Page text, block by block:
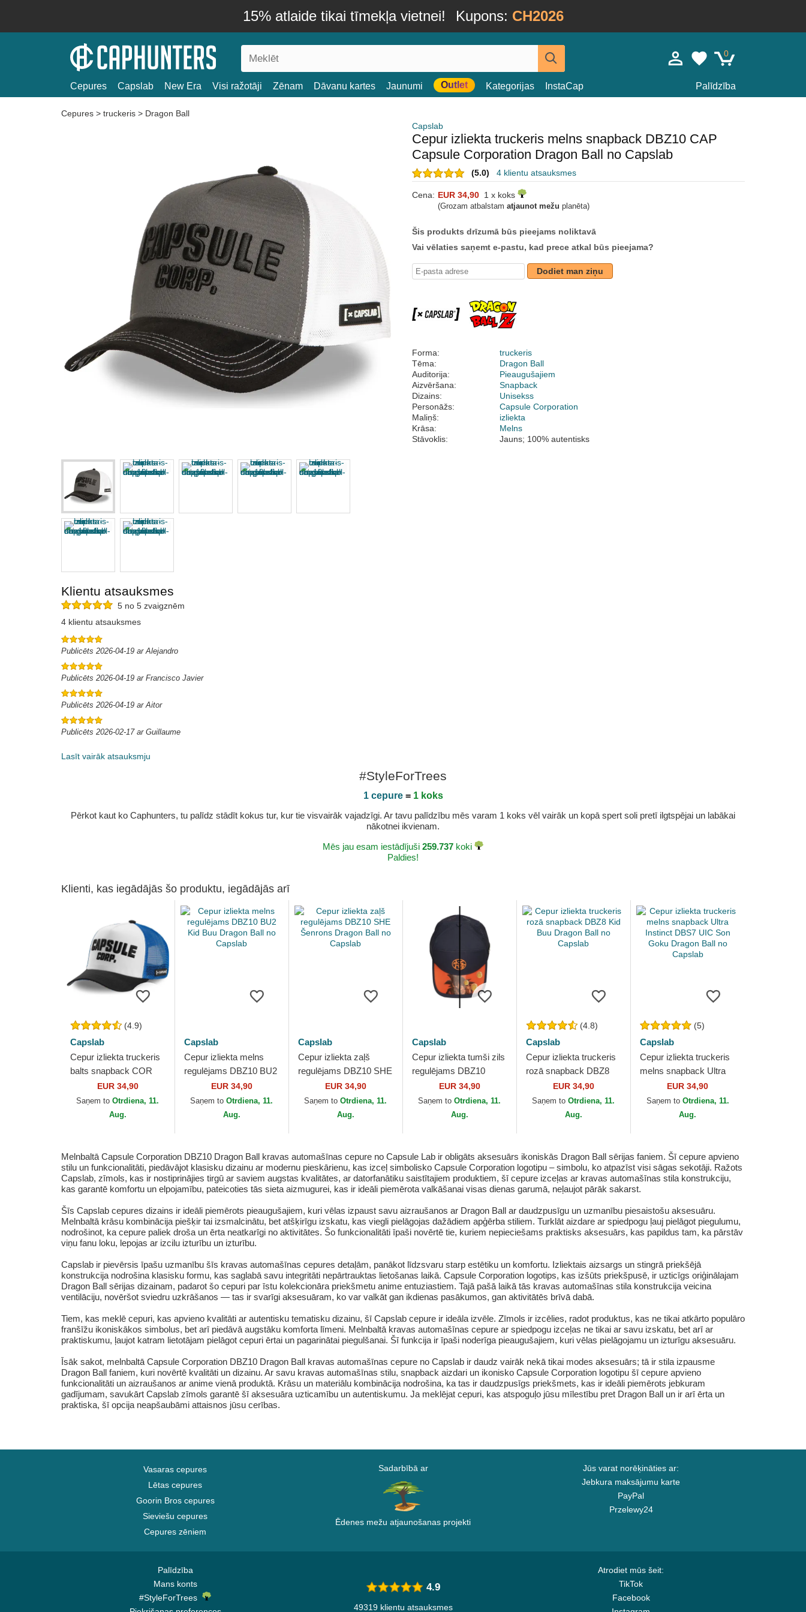
15% atlaide tikai tīmekļa vietnei! Kupons: CH2026
0
Cepures Capslab New Era Visi ražotāji Zēnam Dāvanu kartes Jaunumi Outlet Kategorijas InstaCap Palīdzība
Cepures > truckeris > Dragon Ball
Capslab
Cepur izliekta truckeris melns snapback DBZ10 CAP
Capsule Corporation Dragon Ball no Capslab
(5.0) 4 klientu atsauksmes
Cena: EUR 34,90 1 x koks
(Grozam atbalstam atjaunot mežu planēta)
Šis produkts drīzumā būs pieejams noliktavā
Vai vēlaties saņemt e-pastu, kad prece atkal būs pieejama?
Dodiet man ziņu
Forma:
truckeris
Tēma:
Dragon Ball
Auditorija:
Pieaugušajiem
Aizvēršana:
Snapback
Dizains:
Unisekss
Personāžs:
Capsule Corporation
Maliņš:
izliekta
Krāsa:
Melns
Stāvoklis:
Jauns; 100% autentisks
Klientu atsauksmes
5 no 5 zvaigznēm
4 klientu atsauksmes
Publicēts 2026-04-19 ar Alejandro
Publicēts 2026-04-19 ar Francisco Javier
Publicēts 2026-04-19 ar Aitor
Publicēts 2026-02-17 ar Guillaume
Lasīt vairāk atsauksmju
#StyleForTrees
1 cepure= 1 koks
Pērkot kaut ko Caphunters, tu palīdz stādīt kokus tur, kur tie visvairāk vajadzīgi. Ar tavu palīdzību mēs varam 1 koks vēl vairāk un kopā spert soli pretī ilgtspējai un labākai
nākotnei ikvienam.
Mēs jau esam iestādījuši 259.737 koki
Paldies!
Klienti, kas iegādājās šo produktu, iegādājās arī
(4.9)
Capslab
Cepur izliekta truckeris
balts snapback COR
Capsule Corporation
Dragon Ball no Capslab
EUR 34,90
Saņem toOtrdiena, 11.
Aug.
Capslab
Cepur izliekta melns
regulējams DBZ10 BU2
Kid Buu Dragon Ball no
Capslab
EUR 34,90
Saņem toOtrdiena, 11.
Aug.
Capslab
Cepur izliekta zaļš
regulējams DBZ10 SHE
Šenrons Dragon Ball no
Capslab
EUR 34,90
Saņem toOtrdiena, 11.
Aug.
Capslab
Cepur izliekta tumši zils
regulējams DBZ10
GOK Son Goku Dragon
Ball no Capslab
EUR 34,90
Saņem toOtrdiena, 11.
Aug.
(4.8)
Capslab
Cepur izliekta truckeris
rozā snapback DBZ8
Kid Buu Dragon Ball no
Capslab
EUR 34,90
Saņem toOtrdiena, 11.
Aug.
(5)
Capslab
Cepur izliekta truckeris
melns snapback Ultra
Instinct DBS7 UIC Son
Goku Dragon Ball no
EUR 34,90
Saņem to Otrdiena, 11.
Aug.
Melnbaltā Capsule Corporation DBZ10 Dragon Ball kravas automašīnas cepure no Capsule Lab ir obligāts aksesuārs ikoniskās Dragon Ball sērijas faniem. Šī cepure apvieno
stilu un funkcionalitāti, piedāvājot klasisku dizainu ar modernu pieskārienu, kas izceļ simbolisko Capsule Corporation logotipu – simbolu, ko atpazīst visi sāgas sekotāji. Ražots
Capslab, zīmols, kas ir nostiprinājies tirgū ar saviem augstas kvalitātes, ar datorfanātiku saistītajiem produktiem, šī cepure izceļas ar kravas automašīnas stila konstrukciju,
kas garantē komfortu un elpojamību, pateicoties tās sieta aizmugurei, kas ir ideāli piemērota valkāšanai visas dienas garumā, neļaujot pārāk sakarst.
Šīs Capslab cepures dizains ir ideāli piemērots pieaugušajiem, kuri vēlas izpaust savu aizraušanos ar Dragon Ball ar daudzpusīgu un uzmanību piesaistošu aksesuāru.
Melnbaltā krāsu kombinācija piešķir tai izsmalcinātu, bet atšķirīgu izskatu, kas viegli pielāgojas dažādiem apģērba stiliem. Turklāt aizdare ar spiedpogu ļauj pielāgot piegulumu,
nodrošinot, ka cepure paliek droša un ērta neatkarīgi no aktivitātes. Šo funkcionalitāti īpaši novērtē tie, kuriem nepieciešams praktisks aksesuārs, kas papildus tam, ka pārstāv
viņu fanu loku, lepojas ar izcilu izturību un izturību.
Capslab ir pievērsis īpašu uzmanību šīs kravas automašīnas cepures detaļām, panākot līdzsvaru starp estētiku un komfortu. Izliektais aizsargs un stingrā priekšējā
konstrukcija nodrošina klasisku formu, kas saglabā savu integritāti nepārtrauktas lietošanas laikā. Capsule Corporation logotips, kas izšūts priekšpusē, ir uzticīgs oriģinālajam
Dragon Ball sērijas dizainam, padarot šo cepuri par īstu kolekcionāra priekšmetu anime entuziastiem. Tajā pašā laikā tās kravas automašīnas stila konstrukcija veicina
ventilāciju, novēršot sviedru uzkrāšanos — tas ir svarīgi aksesuāram, ko var valkāt gan ikdienas pasākumos, gan aktivitātēs brīvā dabā.
Tiem, kas meklē cepuri, kas apvieno kvalitāti ar autentisku tematisku dizainu, šī Capslab cepure ir ideāla izvēle. Zīmols ir izcēlies, radot produktus, kas ne tikai atkārto populāro
franšīžu ikoniskākos simbolus, bet arī piedāvā augstāku komforta līmeni. Melnbaltā kravas automašīnas cepure ar spiedpogu izceļas ne tikai ar savu izskatu, bet arī ar
praktiskumu, ļaujot katram lietotājam pielāgot cepuri ērtai un pagarinātai piegulšanai. Šī funkcija ir īpaši noderīga pieaugušajiem, kuri vēlas pielāgojamu un izturīgu aksesuāru.
Īsāk sakot, melnbaltā Capsule Corporation DBZ10 Dragon Ball kravas automašīnas cepure no Capslab ir daudz vairāk nekā tikai modes aksesuārs; tā ir stila izpausme
Dragon Ball faniem, kuri novērtē kvalitāti un dizainu. Ar savu kravas automašīnas stilu, snapback aizdari un ikonisko Capsule Corporation logotipu šī cepure apvieno
funkcionalitāti un aizraušanos ar anime vienā produktā. Krāsu un materiālu kombinācija nodrošina, ka tas ir daudzpusīgs priekšmets, kas ir ideāli piemērots jebkuram
gadījumam, savukārt Capslab zīmols garantē šī aksesuāra uzticamību un autentiskumu. Ja meklējat cepuri, kas atspoguļo jūsu mīlestību pret Dragon Ball un ir arī ērta un
praktiska, šī opcija neapšaubāmi attaisnos jūsu cerības.
Vasaras cepures
Lētas cepures
Goorin Bros cepures
Sieviešu cepures
Cepures zēniem
Sadarbībā ar
Ēdenes mežu atjaunošanas projekti
Jūs varat norēķināties ar:
Jebkura maksājumu karte
PayPal
Przelewy24
Palīdzība
Mans konts
#StyleForTrees
Atrodiet mūs šeit:
TikTok
Facebook
4.9
49319 klientu atsauksmes